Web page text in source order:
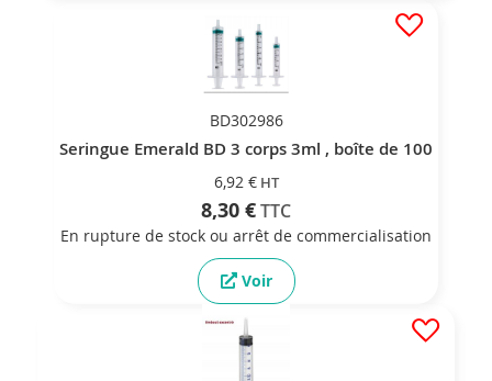
BD302986
Seringue Emerald BD 3 corps 3ml , boîte de 100
6,92 €
8,30 €
En rupture de stock ou arrêt de commercialisation
Voir